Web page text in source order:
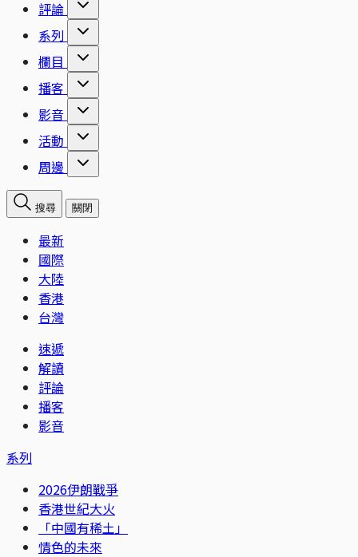
評論
系列
欄目
播客
影音
活動
周邊
搜尋 關閉
最新
國際
大陸
香港
台灣
速遞
解讀
評論
播客
影音
系列
2026伊朗戰爭
香港世紀大火
「中國有稀土」
情色的未來